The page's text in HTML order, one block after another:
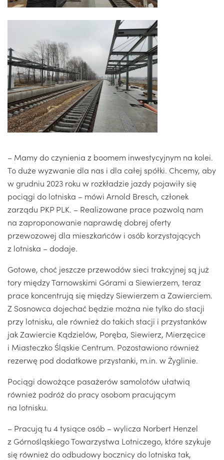
– Mamy do czynienia z boomem inwestycyjnym na kolei.
To duże wyzwanie dla nas i dla całej spółki. Chcemy, aby
w grudniu 2023 roku w rozkładzie jazdy pojawiły się
pociągi do lotniska – mówi Arnold Bresch, członek
zarządu PKP PLK. – Realizowane prace pozwolą nam
na zaproponowanie naprawdę dobrej oferty
przewozowej dla mieszkańców i osób korzystających
z lotniska – dodaje.
Gotowe, choć jeszcze przewodów sieci trakcyjnej są już
tory między Tarnowskimi Górami a Siewierzem, teraz
prace koncentrują się między Siewierzem a Zawierciem.
Z Sosnowca dojechać będzie można nie tylko do stacji
przy lotnisku, ale również do takich stacji i przystanków
jak Zawiercie Kądzielów, Poręba, Siewierz, Mierzęcice
i Miasteczko Śląskie Centrum. Pozostawiono również
rezerwę pod dodatkowe przystanki, m.in. w Żyglinie.
Pociągi dowożące pasażerów samolotów ułatwią
również podróż do pracy osobom pracującym
na lotnisku.
– Pracują tu 4 tysiące osób – wylicza Norbert Henzel
z Górnośląskiego Towarzystwa Lotniczego, które szykuje
się również do odbudowy bocznicy do lotniska tak,